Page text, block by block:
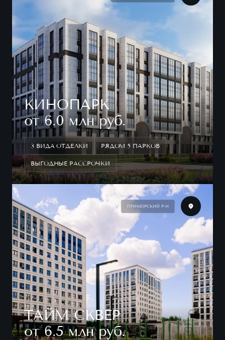
КИНОПАРК
от 6.0 млн руб.
3 ВИДА ОТДЕЛКИ РЯДОМ 5 ПАРКОВ
ВЫГОДНЫЕ РАССРОЧКИ
ПРИМОРСКИЙ Р-Н
ТАЙМ СКВЕР
от 6.5 млн руб.